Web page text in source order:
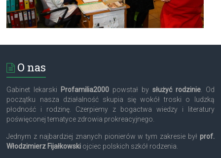
O nas
Gabinet lekarski Profamilia2000 powstał by służyć rodzinie. Od
początku nasza działalność skupia się wokół troski o ludzką
płodność i rodzinę. Czerpiemy z bogactwa wiedzy i literatury
poświęconej tematyce zdrowia prokreacyjnego.
Jednym z najbardziej znanych pionierów w tym zakresie był prof.
Włodzimierz Fijałkowski ojciec polskich szkół rodzenia.